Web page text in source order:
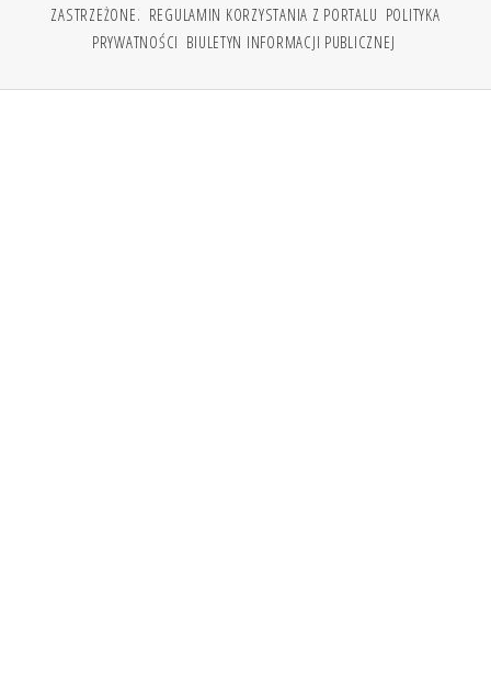
ZASTRZEŻONE. REGULAMIN KORZYSTANIA Z PORTALU POLITYKA
PRYWATNOŚCI BIULETYN INFORMACJI PUBLICZNEJ